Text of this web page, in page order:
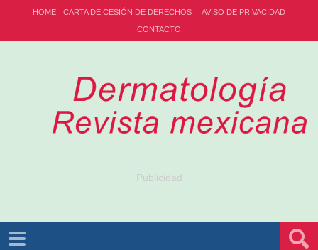
HOME CARTA DE CESIÓN DE DERECHOS
AVISO DE PRIVACIDAD
CONTACTO
Publicidad